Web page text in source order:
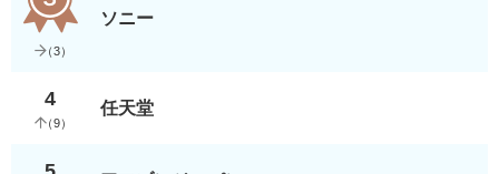
（3）
ソニー
4
（9）
任天堂